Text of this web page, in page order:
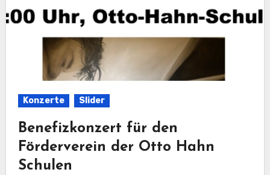
Konzerte Slider
Benefizkonzert für den
Förderverein der Otto Hahn
Schulen